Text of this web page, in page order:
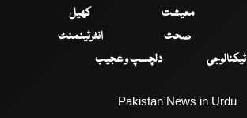
معیشت
کھیل
صحت
انٹرٹینمنٹ
ٹیکنالوجی
دلچسپ و عجیب
Pakistan News in Urdu